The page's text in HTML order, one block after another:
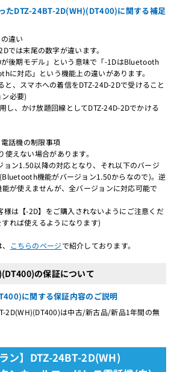
たDTZ-24BT-2D(WH)(DT400)に関する補足
違い
では末尾の数字が違います。
後期モデル」という意味で「-1DはBluetooth
に対応」という機能上の違いがあります。
、スマホへの着信をDTZ-24D-2Dで受けること
ン必要)
し、かけ放題回線としてDTZ-24D-2Dでかける
話機の制限事項
えない場合があります。
ョン1.50以降の対応となり、それ以下のバージ
機能がバージョン1.50からなので)。逆
が使えませんが、全バージョンに対応可能で
様は【-2D】をご購入されないようにご注意くだ
れば使えるようになります)
こちらのページで紹介しております。
の保証について
に関する保証内容のご説明
2D(WH)(DT400)は中古/新古品/新品1年間の無
ン】DTZ-24BT-2D(WH)